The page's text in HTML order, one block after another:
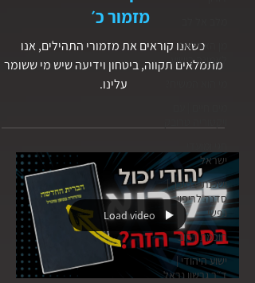
מן האסלאם
לאמונה בישוע
ישראל
ושכנתי בתוכך |
סדנה לריפוי
נפשי
חוכמת רחוב
ישוע היהודי |
ד״ר גרשון נראל
מזמור כ׳
כשאנו קוראים את מזמורי התהילים, אנו
מתמלאים תקווה, ביטחון וידיעה שיש מי ששומר
עלינו.
Load video